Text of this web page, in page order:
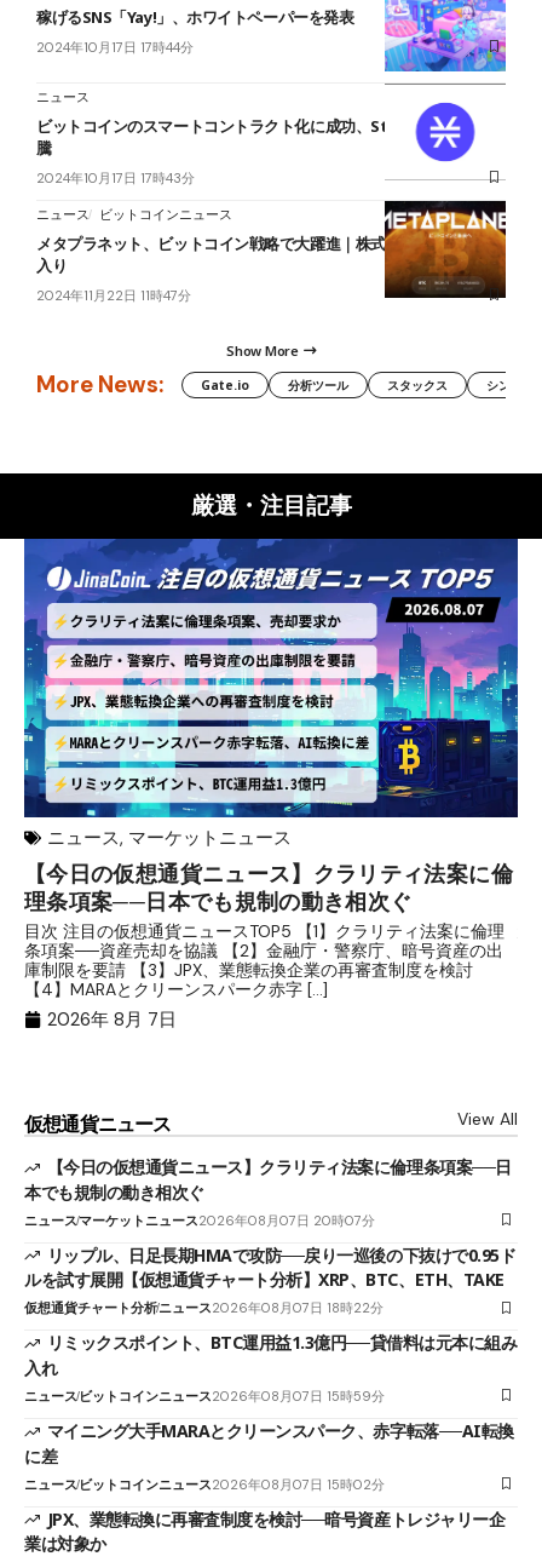
稼げるSNS「Yay!」、ホワイトペーパーを発表
2024年10月17日 17時44分
ニュース
ビットコインのスマートコントラクト化に成功、Stacks(STX)が急
騰
2024年10月17日 17時43分
ニュース ビットコインニュース
メタプラネット、ビットコイン戦略で大躍進｜株式取引量トップ30
入り
2024年11月22日 11時47分
Show More
More News: Gate.io 分析ツール スタックス シンボル
厳選・注目記事
ニュース, マーケットニュース
【今日の仮想通貨ニュース】クラリティ法案に倫
理条項案──日本でも規制の動き相次ぐ
目次 注目の仮想通貨ニュースTOP5 【1】クラリティ法案に倫理
条項案──資産売却を協議 【2】金融庁・警察庁、暗号資産の出
庫制限を要請 【3】JPX、業態転換企業の再審査制度を検討
【4】MARAとクリーンスパーク赤字 […]
2026年 8月 7日
仮想通貨ニュース View All
【今日の仮想通貨ニュース】クラリティ法案に倫理条項案──日
本でも規制の動き相次ぐ
ニュースマーケットニュース2026年08月07日 20時07分
リップル、日足長期HMAで攻防──戻り一巡後の下抜けで0.95ド
ルを試す展開【仮想通貨チャート分析】XRP、BTC、ETH、TAKE
仮想通貨チャート分析ニュース2026年08月07日 18時22分
リミックスポイント、BTC運用益1.3億円──貸借料は元本に組み
入れ
ニュースビットコインニュース2026年08月07日 15時59分
マイニング大手MARAとクリーンスパーク、赤字転落──AI転換
に差
ニュースビットコインニュース2026年08月07日 15時02分
JPX、業態転換に再審査制度を検討──暗号資産トレジャリー企
業は対象か